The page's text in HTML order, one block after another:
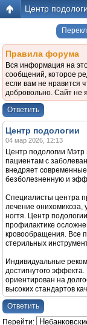
Центр
Правила форума
Вся информация на
сообщений, которое
если вам не нравится
добровольно. Сайт не
Ответить
Центр подологии
04 мар 2026, 12:13
Центр подологии
пациентам с
внедряет
безболезненную и
Специалисты центра
лечение онихомикоза,
ногтя. Центр
профилактике
кровообращения. Все
стерильных
Индивидуальные
достигнутого
ориентирован на
высоких стандартов
Ответить
Перейти: